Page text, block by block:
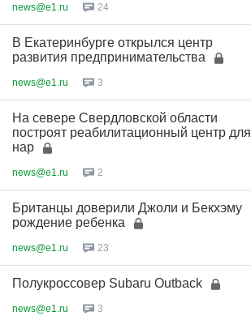
news@e1.ru 24
В Екатеринбурге открылся центр
развития предпринимательства
news@e1.ru 3
На севере Свердловской области
построят реабилитационный центр для
нар
news@e1.ru 2
Британцы доверили Джоли и Бекхэму
рождение ребенка
news@e1.ru 23
Полукроссовер Subaru Outback
news@e1.ru 3